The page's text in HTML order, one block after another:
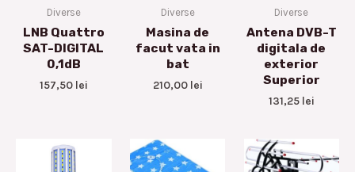
Diverse
LNB Quattro
SAT-DIGITAL
0,1dB
157,50 lei
Diverse
Masina de
facut vata in
bat
210,00 lei
Diverse
Antena DVB-T
digitala de
exterior
Superior
131,25 lei